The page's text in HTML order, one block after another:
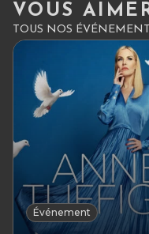
VOUS
TOUS NOS
Événement